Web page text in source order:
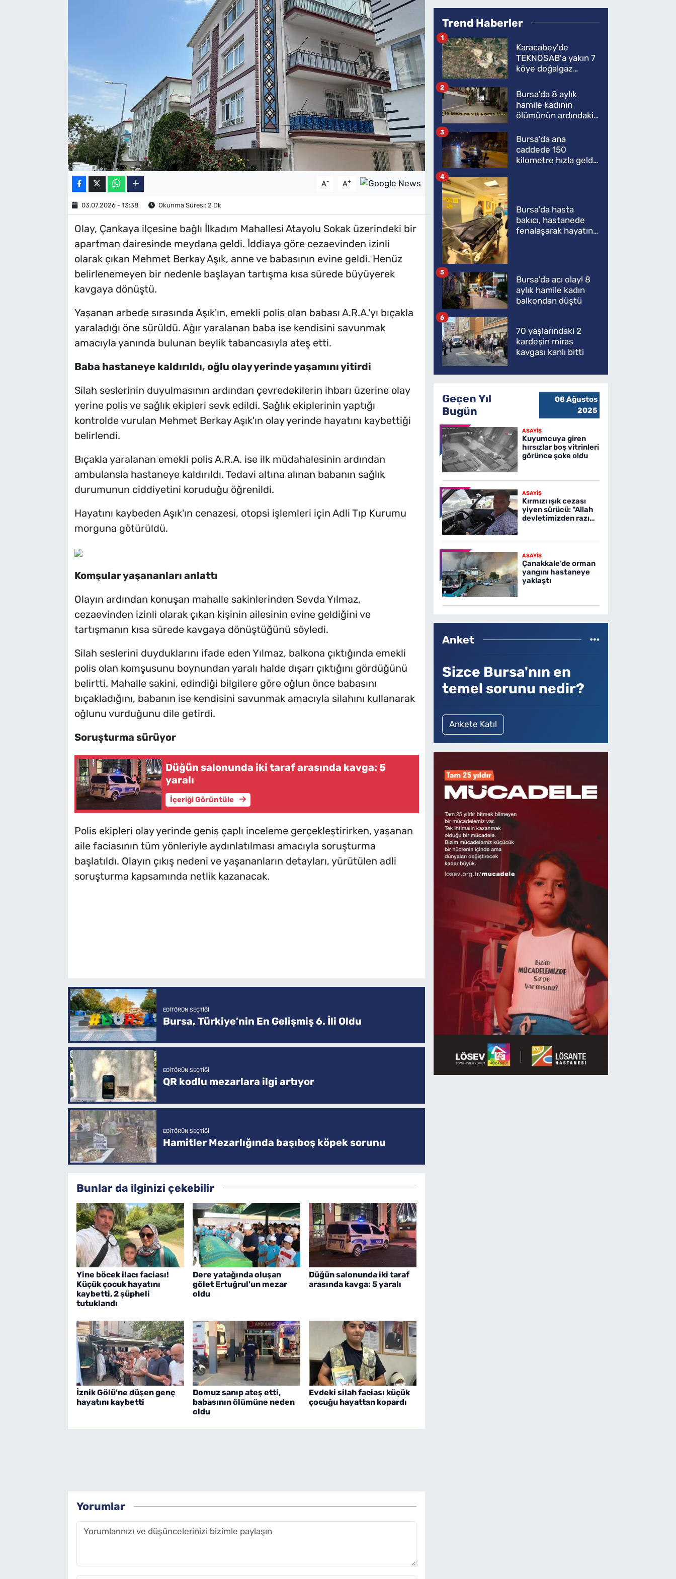
A- A+
03.07.2026 - 13:38 Okunma Süresi: 2 Dk
Olay, Çankaya ilçesine bağlı İlkadım Mahallesi Atayolu Sokak üzerindeki bir
apartman dairesinde meydana geldi. İddiaya göre cezaevinden izinli
olarak çıkan Mehmet Berkay Aşık, anne ve babasının evine geldi. Henüz
belirlenemeyen bir nedenle başlayan tartışma kısa sürede büyüyerek
kavgaya dönüştü.
Yaşanan arbede sırasında Aşık'ın, emekli polis olan babası A.R.A.'yı bıçakla
yaraladığı öne sürüldü. Ağır yaralanan baba ise kendisini savunmak
amacıyla yanında bulunan beylik tabancasıyla ateş etti.
Baba hastaneye kaldırıldı, oğlu olay yerinde yaşamını yitirdi
Silah seslerinin duyulmasının ardından çevredekilerin ihbarı üzerine olay
yerine polis ve sağlık ekipleri sevk edildi. Sağlık ekiplerinin yaptığı
kontrolde vurulan Mehmet Berkay Aşık'ın olay yerinde hayatını kaybettiği
belirlendi.
Bıçakla yaralanan emekli polis A.R.A. ise ilk müdahalesinin ardından
ambulansla hastaneye kaldırıldı. Tedavi altına alınan babanın sağlık
durumunun ciddiyetini koruduğu öğrenildi.
Hayatını kaybeden Aşık'ın cenazesi, otopsi işlemleri için Adli Tıp Kurumu
morguna götürüldü.
Komşular yaşananları anlattı
Olayın ardından konuşan mahalle sakinlerinden Sevda Yılmaz,
cezaevinden izinli olarak çıkan kişinin ailesinin evine geldiğini ve
tartışmanın kısa sürede kavgaya dönüştüğünü söyledi.
Silah seslerini duyduklarını ifade eden Yılmaz, balkona çıktığında emekli
polis olan komşusunu boynundan yaralı halde dışarı çıktığını gördüğünü
belirtti. Mahalle sakini, edindiği bilgilere göre oğlun önce babasını
bıçakladığını, babanın ise kendisini savunmak amacıyla silahını kullanarak
oğlunu vurduğunu dile getirdi.
Soruşturma sürüyor
Düğün salonunda iki taraf arasında kavga: 5
yaralı
İçeriği Görüntüle
Polis ekipleri olay yerinde geniş çaplı inceleme gerçekleştirirken, yaşanan
aile faciasının tüm yönleriyle aydınlatılması amacıyla soruşturma
başlatıldı. Olayın çıkış nedeni ve yaşananların detayları, yürütülen adli
soruşturma kapsamında netlik kazanacak.
EDITÖRÜN SEÇTIĞI
Bursa, Türkiye’nin En Gelişmiş 6. İli Oldu
EDITÖRÜN SEÇTIĞI
QR kodlu mezarlara ilgi artıyor
EDITÖRÜN SEÇTIĞI
Hamitler Mezarlığında başıboş köpek sorunu
Bunlar da ilginizi çekebilir
Yine böcek ilacı faciası!
Küçük çocuk hayatını
kaybetti, 2 şüpheli
tutuklandı
Dere yatağında oluşan
gölet Ertuğrul'un mezar
oldu
Düğün salonunda iki taraf
arasında kavga: 5 yaralı
İznik Gölü'ne düşen genç
hayatını kaybetti
Domuz sanıp ateş etti,
babasının ölümüne neden
oldu
Evdeki silah faciası küçük
çocuğu hayattan kopardı
Yorumlar
Trend Haberler
Karacabey'de
TEKNOSAB'a yakın 7
köye doğalgaz
1
Bursa'da 8 aylık
hamile kadının
ölümünün ardındaki
2
Bursa'da ana
caddede 150
kilometre hızla geldi,
3
Bursa'da hasta
bakıcı, hastanede
fenalaşarak hayatını
4
Bursa'da acı olay! 8
aylık hamile kadın
balkondan düştü
5
70 yaşlarındaki 2
kardeşin miras
kavgası kanlı bitti
6
Geçen Yıl
Bugün
08 Ağustos
2025
ASAYİŞ
Kuyumcuya giren
hırsızlar boş vitrinleri
görünce şoke oldu
ASAYİŞ
Kırmızı ışık cezası
yiyen sürücü: "Allah
devletimizden razı
ASAYİŞ
Çanakkale’de orman
yangını hastaneye
yaklaştı
Anket
Sizce Bursa'nın en
temel sorunu nedir?
Ankete Katıl